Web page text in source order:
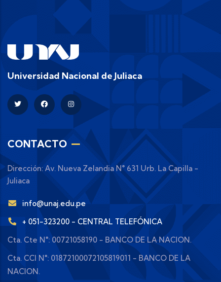
Universidad Nacional de Juliaca
CONTACTO
Dirección: Av. Nueva Zelandia N° 631 Urb. La Capilla -
Juliaca
info@unaj.edu.pe
+ 051-323200 - CENTRAL TELEFÓNICA
Cta. Cte N°: 00721058190 - BANCO DE LA NACION.
Cta. CCI N°: 01872100072105819011 - BANCO DE LA
NACION.